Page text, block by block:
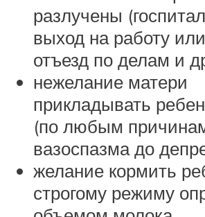
разлучены
выход на работу
отъезд по делам и
нежелание матери
прикладывать
(по любым
вазоспазма до
желание кормить
строгому режиму